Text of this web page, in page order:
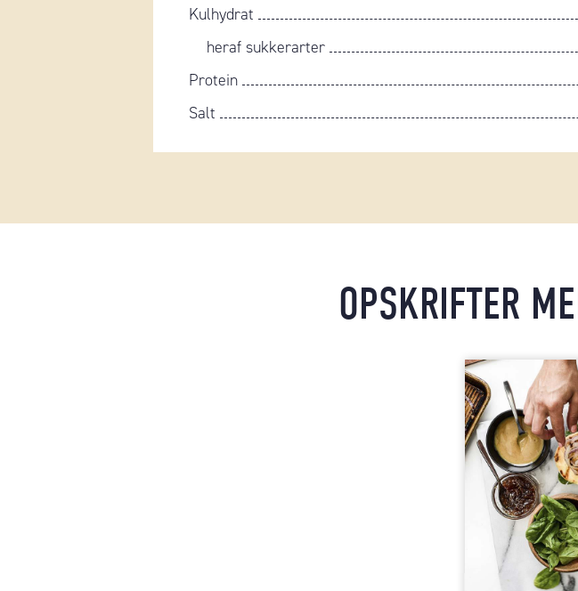
Kulhydrat
heraf sukkerarter
Protein
Salt
OPSKRIFTER